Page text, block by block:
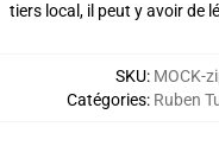
tiers local, il peut y avoir de
SKU: MOCK-
Catégories: Ruben